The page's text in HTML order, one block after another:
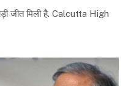
जीत मिली है. Calcutta High